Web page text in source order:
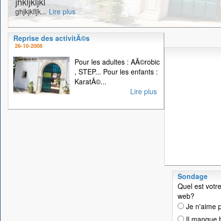
ghjkjklljk... Lire plus
Reprise des activitÃ©s
26-10-2008
Pour les adultes : AÃ©robic
, STEP... Pour les enfants :
KaratÃ©...
Lire plus
Sondage
Quel est
web?
Je n'aime